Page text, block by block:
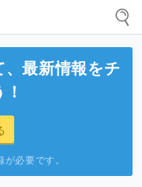
、最新情報をチ
必要です。